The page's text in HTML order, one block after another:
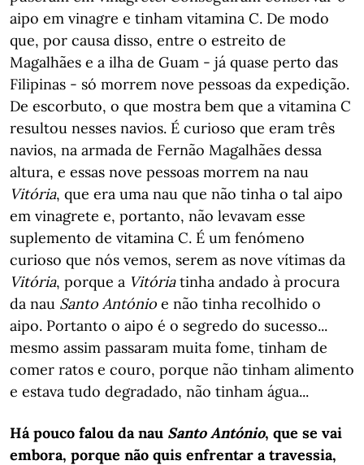
aipo em vinagre e tinham vitamina C. De modo
que, por causa disso, entre o estreito de
Magalhães e a ilha de Guam - já quase perto das
Filipinas - só morrem nove pessoas da expedição.
De escorbuto, o que mostra bem que a vitamina C
resultou nesses navios. É curioso que eram três
navios, na armada de Fernão Magalhães dessa
altura, e essas nove pessoas morrem na nau
Vitória, que era uma nau que não tinha o tal aipo
em vinagrete e, portanto, não levavam esse
suplemento de vitamina C. É um fenómeno
curioso que nós vemos, serem as nove vítimas da
Vitória, porque a Vitóriatinha andado à procura
da nau Santo António e não tinha recolhido o
aipo. Portanto o aipo é o segredo do sucesso...
mesmo assim passaram muita fome, tinham de
comer ratos e couro, porque não tinham alimento
e estava tudo degradado, não tinham água...
Há pouco falou da nau Santo António, que se vai
embora, porque não quis enfrentar a travessia,